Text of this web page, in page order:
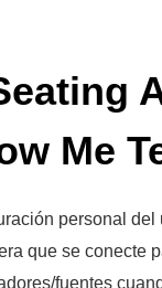
Me
personal
que se conecte
fuentes